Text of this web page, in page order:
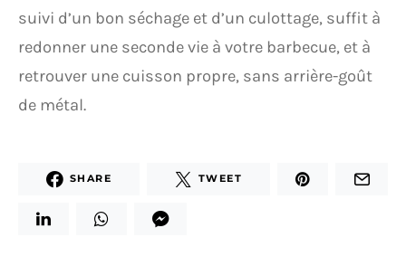
suivi d’un bon séchage et d’un culottage, suffit à
redonner une seconde vie à votre barbecue, et à
retrouver une cuisson propre, sans arrière-goût
de métal.
SHARE TWEET